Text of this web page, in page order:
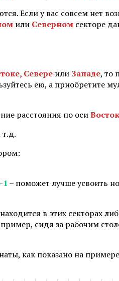
Если у вас совсем нет
или Северном секторе
Севере или Западе, то
ею, а приобретите
расстояния по оси
т.д.
1 – поможет лучше усвоить
в этих секторах
сидя за рабочим
как показано на